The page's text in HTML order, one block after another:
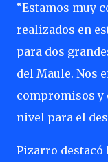
“Estamos muy
realizados en
para dos
del Maule. Nos
compromisos y
nivel para el
Pizarro